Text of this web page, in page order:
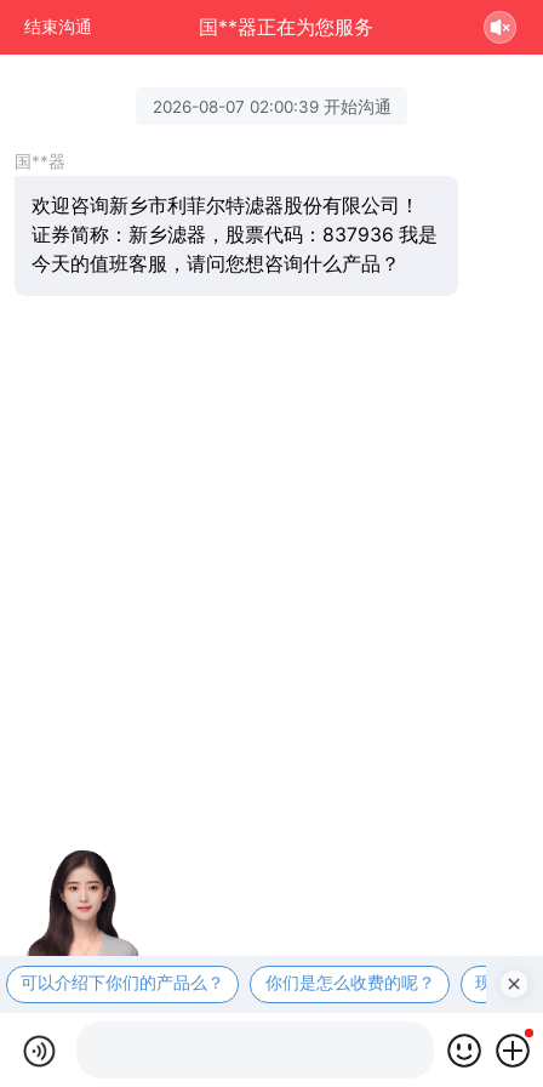
结束沟通 国**器正在为您服务
2026-08-07 02:00:39 开始沟通
国**器
欢迎咨询新乡市利菲尔特滤器股份有限公司！
证券简称：新乡滤器，股票代码：837936 我是
今天的值班客服，请问您想咨询什么产品？
可以介绍下你们的产品么？ 你们是怎么收费的呢？ 现在有